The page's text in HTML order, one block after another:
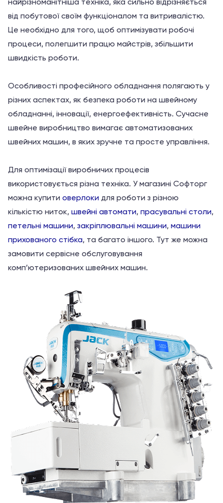
від побутової своїм функціоналом та витривалістю.
Це необхідно для того, щоб оптимізувати робочі
процеси, полегшити працю майстрів, збільшити
швидкість роботи.
Особливості професійного обладнання полягають у
різних аспектах, як безпека роботи на швейному
обладнанні, інновації, енергоефективність. Сучасне
швейне виробництво вимагає автоматизованих
швейних машин, в яких зручне та просте управління.
Для оптимізації виробничих процесів
використовується різна техніка. У магазині Софторг
можна купити оверлоки для роботи з різною
кількістю ниток, швейні автомати, прасувальні столи,
петельні машини, закріплювальні машини, машини
прихованого стібка, та багато іншого. Тут же можна
замовити сервісне обслуговування
комп’ютеризованих швейних машин.